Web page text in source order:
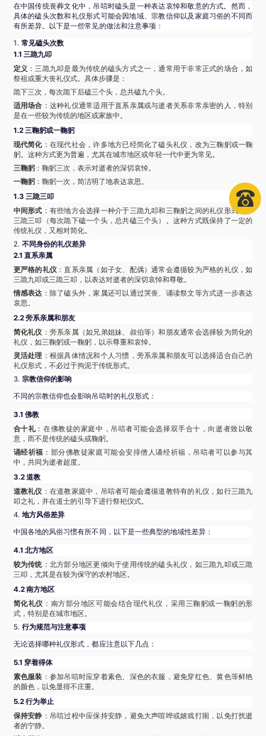
在中国传统丧葬文化中，吊唁时磕头是一种表达哀悼和敬意的方式。然而，
具体的磕头次数和礼仪形式可能会因地域、宗教信仰以及家庭习俗的不同而
有所差异。以下是一些常见的做法和注意事项：
1. 常见磕头次数
1.1 三跪九叩
定义 ：三跪九叩是最为传统的磕头方式之一，通常用于非常正式的场合，如
祭祖或重大丧礼仪式。具体步骤是：
跪下三次，每次跪下后磕三个头，总共磕九个头。
适用场合 ：这种礼仪通常适用于直系亲属或与逝者关系非常亲密的人，特别
是在一些较为传统的地区或家族中。
1.2 三鞠躬或一鞠躬
现代简化：在现代社会，许多地方已经简化了磕头礼仪，改为三鞠躬或一鞠
躬。这种方式更为普遍，尤其在城市地区或年轻一代中更为常见。
三鞠躬：鞠躬三次，表示对逝者的深切哀悼。
一鞠躬：鞠躬一次，简洁明了地表达哀思。
1.3 三跪三叩
中间形式 ：有些地方会选择一种介于三跪九叩和三鞠躬之间的礼仪形式，即
三跪三叩（每次跪下磕一个头，总共磕三个头）。这种方式既保持了一定的
传统礼仪，又相对简化。
2. 不同身份的礼仪差异
2.1 直系亲属
更严格的礼仪 ：直系亲属（如子女、配偶）通常会遵循较为严格的礼仪，如
三跪九叩或三跪三叩，以表达对逝者的深切哀悼和尊敬。
情感表达 ：除了磕头外，家属还可以通过哭丧、诵读祭文等方式进一步表达
哀思。
2.2 旁系亲属和朋友
简化礼仪 ：旁系亲属（如兄弟姐妹、叔伯等）和朋友通常会选择较为简化的
礼仪，如三鞠躬或一鞠躬，以示尊重和哀悼。
灵活处理 ：根据具体情况和个人习惯，旁系亲属和朋友可以选择适合自己的
礼仪形式，不必过于拘泥于传统形式。
3. 宗教信仰的影响
不同的宗教信仰也会影响吊唁时的礼仪形式：
3.1 佛教
合十礼：在佛教徒的家庭中，吊唁者可能会选择双手合十，向逝者致以敬
意，而不是传统的磕头或鞠躬。
诵经祈福 ：部分佛教徒家庭可能会安排僧人诵经祈福，吊唁者可以参与其
中，共同为逝者超度。
3.2 道教
道教礼仪 ：在道教家庭中，吊唁者可能会遵循道教特有的礼仪，如行三跪九
叩之礼，并在道士的引导下进行祭祀仪式。
4. 地方风俗差异
中国各地的风俗习惯有所不同，以下是一些典型的地域性差异：
4.1 北方地区
较为传统 ：北方部分地区更倾向于使用传统的磕头礼仪，如三跪九叩或三跪
三叩，尤其是在较为保守的农村地区。
4.2 南方地区
简化礼仪 ：南方部分地区可能会结合现代礼仪，采用三鞠躬或一鞠躬的形
式，特别是在城市地区。
5. 行为规范与注意事项
无论选择哪种礼仪形式，都应注意以下几点：
5.1 穿着得体
素色服装 ：参加吊唁时应穿着素色、深色的衣服，避免穿红色、黄色等鲜艳
的颜色，以免显得不庄重。
5.2 行为举止
保持安静 ：吊唁过程中应保持安静，避免大声喧哗或嬉戏打闹，以免打扰逝
者的宁静。